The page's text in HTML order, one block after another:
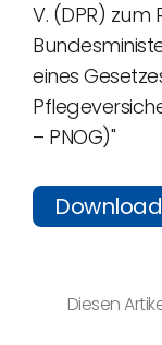
V. (DPR)
eines
– PNOG)"
Diesen